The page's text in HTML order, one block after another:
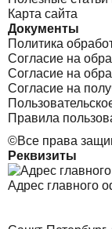
Карта сайта
Документы
Политика
Согласие на
Согласие на
Согласие на
Правила
©Все права
Реквизиты
Адрес главного